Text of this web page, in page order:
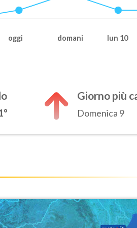
oggi domani lun 10
Giorno più
Domenica 9